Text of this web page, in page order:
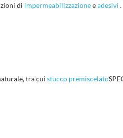
di impermeabilizzazioneeadesivi .
tra cui stucco premiscelato